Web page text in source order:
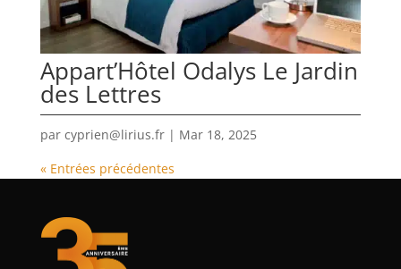
Appart’Hôtel Odalys Le Jardin
des Lettres
par cyprien@lirius.fr| Mar 18, 2025
« Entrées précédentes